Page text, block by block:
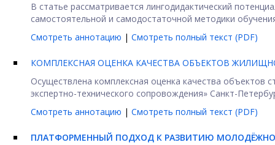
В статье рассматривается лингодидактический
самостоятельной и самодостаточной методики
Смотреть аннотацию | Смотреть полный текст (PDF)
КОМПЛЕКСНАЯ ОЦЕНКА КАЧЕСТВА ОБЪЕКТОВ
Осуществлена комплексная оценка качества объектов
экспертно-технического сопровождения» Санкт-
Смотреть аннотацию | Смотреть полный текст (PDF)
ПЛАТФОРМЕННЫЙ ПОДХОД К РАЗВИТИЮ